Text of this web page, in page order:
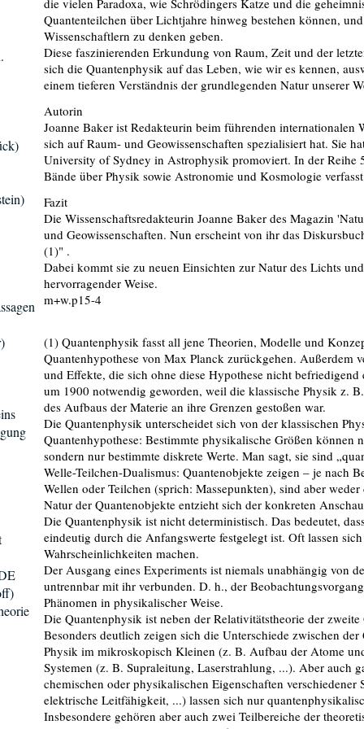
die vielen Paradoxa, wie Schrödingers Katze und die
Quantenteilchen über Lichtjahre hinweg bestehen können,
Wissenschaftlern zu denken geben.
Diese faszinierenden Erkundung von Raum, Zeit und der
sich die Quantenphysik auf das Leben, wie wir es kennen,
einem tieferen Verständnis der grundlegenden Natur unserer
Autorin
Joanne Baker ist Redakteurin beim führenden internationalen
sich auf Raum- und Geowissenschaften spezialisiert hat. Sie
University of Sydney in Astrophysik promoviert. In der Reihe
Bände über Physik sowie Astronomie und Kosmologie
Fazit
Die Wissenschaftsredakteurin Joanne Baker des Magazin
und Geowissenschaften. Nun erscheint von ihr das
(1)" .
Dabei kommt sie zu neuen Einsichten zur Natur des Lichts
hervorragender Weise.
m+w.p15-4
(1) Quantenphysik fasst all jene Theorien, Modelle und
Quantenhypothese von Max Planck zurückgehen. Außerdem
und Effekte, die sich ohne diese Hypothese nicht
um 1900 notwendig geworden, weil die klassische Physik z.
des Aufbaus der Materie an ihre Grenzen gestoßen war.
Die Quantenphysik unterscheidet sich von der klassischen
Quantenhypothese: Bestimmte physikalische Größen können
sondern nur bestimmte diskrete Werte. Man sagt, sie sind
Welle-Teilchen-Dualismus: Quantenobjekte zeigen – je nach
Wellen oder Teilchen (sprich: Massepunkten), sind aber
Natur der Quantenobjekte entzieht sich der konkreten
Die Quantenphysik ist nicht deterministisch. Das bedeutet,
eindeutig durch die Anfangswerte festgelegt ist. Oft lassen
Wahrscheinlichkeiten machen.
Der Ausgang eines Experiments ist niemals unabhängig von
untrennbar mit ihr verbunden. D. h., der
Phänomen in physikalischer Weise.
Die Quantenphysik ist neben der Relativitätstheorie der
Besonders deutlich zeigen sich die Unterschiede zwischen
Physik im mikroskopisch Kleinen (z. B. Aufbau der Atome
Systemen (z. B. Supraleitung, Laserstrahlung, ...). Aber auch
chemischen oder physikalischen Eigenschaften verschiedener
elektrische Leitfähigkeit, ...) lassen sich nur
Insbesondere gehören aber auch zwei Teilbereiche der